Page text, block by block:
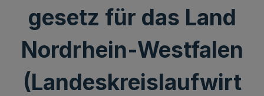
gesetz für das Land
Nordrhein-Westfalen
(Landeskreislaufwirt